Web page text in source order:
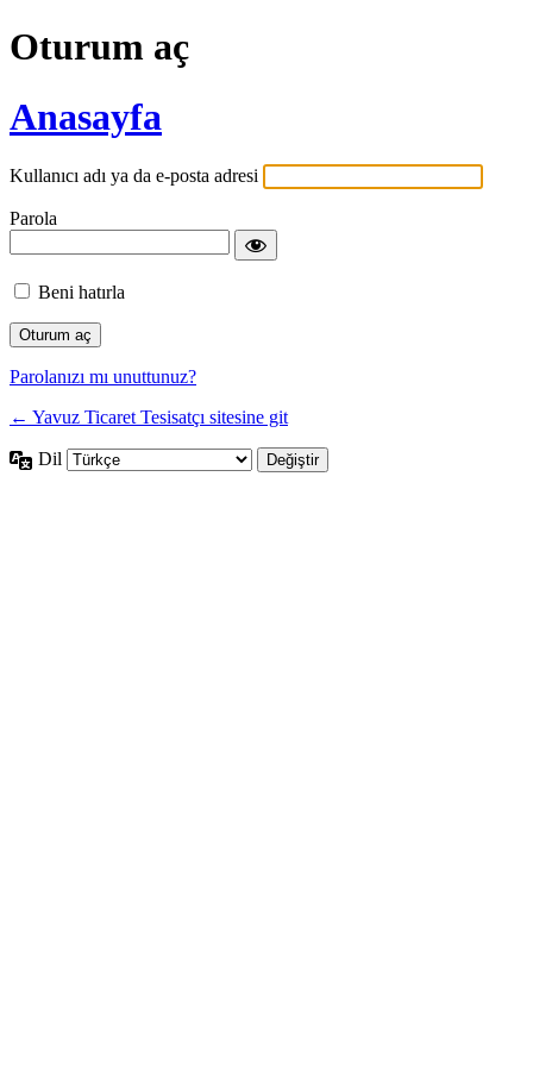
Oturum aç
Anasayfa
Kullanıcı adı ya da e-posta adresi
Parola
Beni hatırla
Parolanızı mı unuttunuz?
← Yavuz Ticaret Tesisatçı sitesine git
Dil